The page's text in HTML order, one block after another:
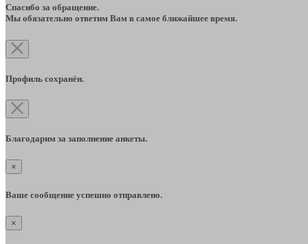
Спасибо за обращение.
Мы обязательно ответим Вам в самое ближайшее время.
Профиль сохранён.
Благодарим за заполнение анкеты.
×
Ваше сообщение успешно отправлено.
×